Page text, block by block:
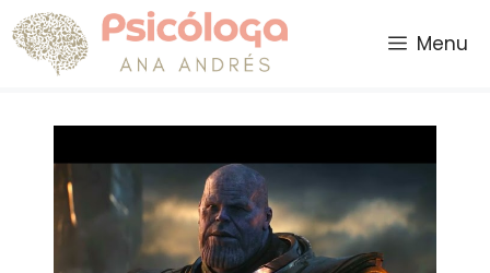
Saltar
al
contenido
Menu